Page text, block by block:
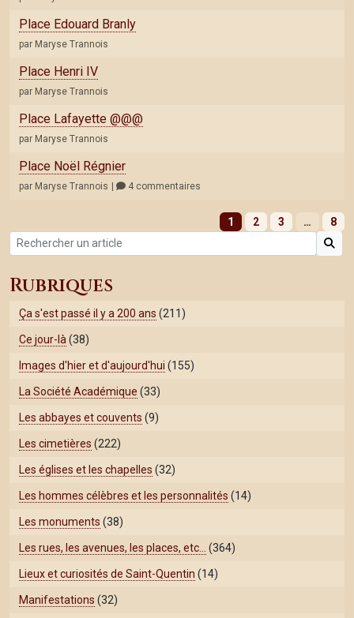
Place Edouard Branly
par Maryse Trannois
Place Henri IV
par Maryse Trannois
Place Lafayette @@@
par Maryse Trannois
Place Noël Régnier
par Maryse Trannois 4 commentaires
1 2 3 … 8
Rubriques
Ça s'est passé il y a 200 ans (211)
Ce jour-là (38)
Images d'hier et d'aujourd'hui (155)
La Société Académique (33)
Les abbayes et couvents (9)
Les cimetières (222)
Les églises et les chapelles (32)
Les hommes célèbres et les personnalités (14)
Les monuments (38)
Les rues, les avenues, les places, etc… (364)
Lieux et curiosités de Saint-Quentin (14)
Manifestations (32)